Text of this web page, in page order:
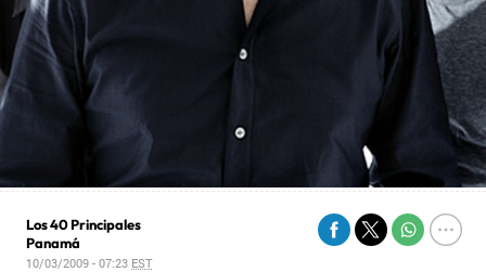
Los 40 Principales
Panamá
10/03/2009 - 07:23 EST